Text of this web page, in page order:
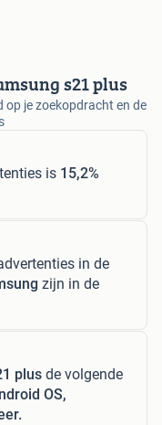
s21 plus
op je zoekopdracht en de
is 15,2%
in de
zijn in de
plus de volgende
OS,